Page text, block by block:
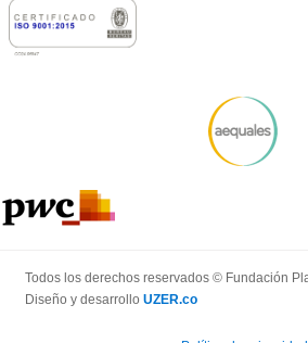
Todos los derechos reservados © Fundación
Diseño y desarrollo UZER.co